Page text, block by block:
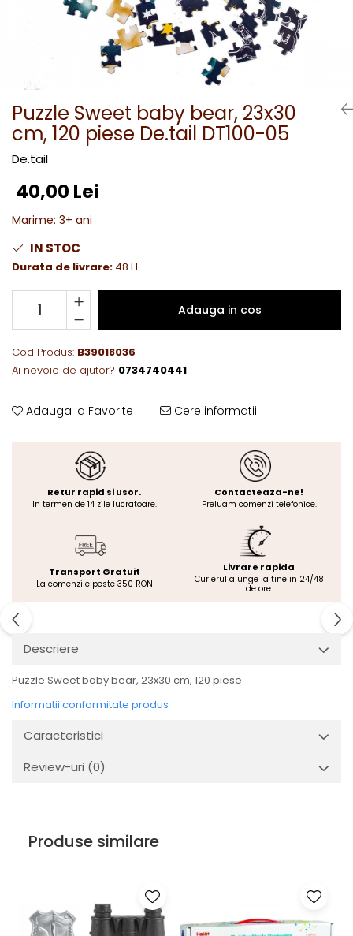
Puzzle Sweet baby bear, 23x30
cm, 120 piese De.tail DT100-05
De.tail
40,00 Lei
Marime: 3+ ani
IN STOC
Durata de livrare: 48 H
Adauga in cos
Cod Produs: B39018036
Ai nevoie de ajutor? 0734740441
Adauga la Favorite Cere informatii
Retur rapid si usor.
In termen de 14 zile lucratoare.
Contacteaza-ne!
Preluam comenzi telefonice.
Transport Gratuit
La comenzile peste 350 RON
Livrare rapida
Curierul ajunge la tine in 24/48
de ore.
Descriere
Puzzle Sweet baby bear, 23x30 cm, 120 piese
Informatii conformitate produs
Caracteristici
Review-uri (0)
Produse similare